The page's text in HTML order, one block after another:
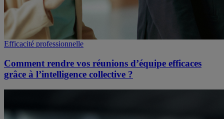
Efficacité professionnelle
Comment rendre vos réunions d’équipe efficaces
grâce à l’intelligence collective ?